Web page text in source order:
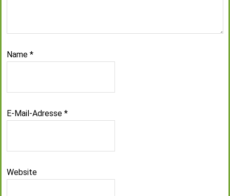
Name *
E-Mail-Adresse *
Website